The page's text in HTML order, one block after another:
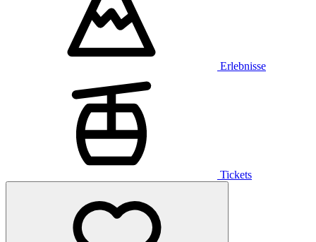
Erlebnisse
Tickets